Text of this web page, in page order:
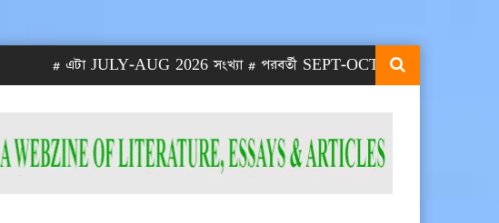
# এটা JULY-AUG 2026 সংখ্যা # পরবর্তী SEPT-OCT 2026 সংখ্যা প্রকাশিত হবে